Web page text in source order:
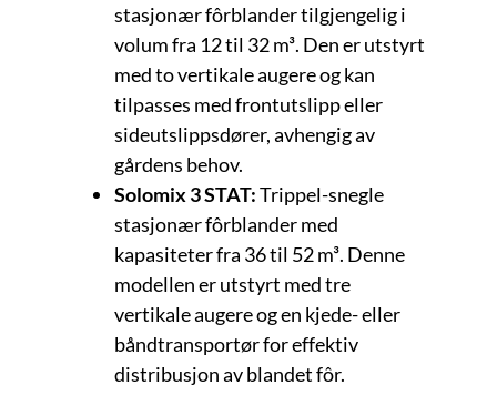
stasjonær fôrblander tilgjengelig i
volum fra 12 til 32 m³. Den er utstyrt
med to vertikale augere og kan
tilpasses med frontutslipp eller
sideutslippsdører, avhengig av
gårdens behov.
Solomix 3 STAT:Trippel-snegle
stasjonær fôrblander med
kapasiteter fra 36 til 52 m³. Denne
modellen er utstyrt med tre
vertikale augere og en kjede- eller
båndtransportør for effektiv
distribusjon av blandet fôr.